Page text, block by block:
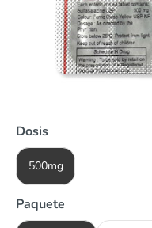
Dosis
500mg
Paquete